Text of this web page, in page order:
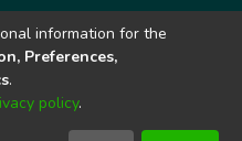
histórico, piso 1
Caldas
information for the
Preferences,
.
policy.